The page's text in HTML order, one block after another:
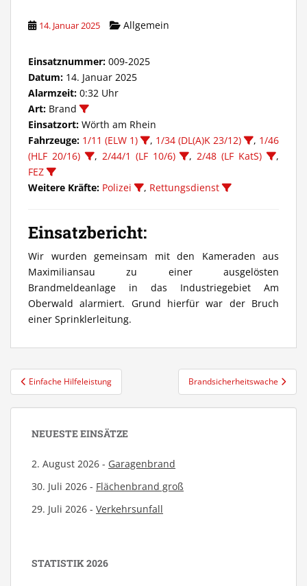
14. Januar 2025 Allgemein
Einsatznummer: 009-2025
Datum: 14. Januar 2025
Alarmzeit: 0:32 Uhr
Art: Brand
Einsatzort: Wörth am Rhein
Fahrzeuge: 1/11 (ELW 1) , 1/34 (DL(A)K 23/12) , 1/46
(HLF 20/16)
, 2/44/1 (LF 10/6) ,2/48 (LF KatS)
,
FEZ
Weitere Kräfte: Polizei , Rettungsdienst
Einsatzbericht:
Wir wurden gemeinsam mit den Kameraden aus
Maximiliansau zu einer ausgelösten
Brandmeldeanlage in das Industriegebiet Am
Oberwald alarmiert. Grund hierfür war der Bruch
einer Sprinklerleitung.
Beitragsnavigation
Einfache Hilfeleistung Brandsicherheitswache
NEUESTE EINSÄTZE
2. August 2026 - Garagenbrand
30. Juli 2026 - Flächenbrand groß
29. Juli 2026 - Verkehrsunfall
STATISTIK 2026